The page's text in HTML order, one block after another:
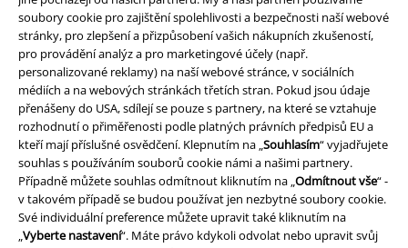
soubory cookie pro zajištění spolehlivosti a bezpečnosti naší webové
stránky, pro zlepšení a přizpůsobení vašich nákupních zkušeností,
pro provádění analýz a pro marketingové účely (např.
personalizované reklamy) na naší webové stránce, v sociálních
médiích a na webových stránkách třetích stran. Pokud jsou údaje
přenášeny do USA, sdílejí se pouze s partnery, na které se vztahuje
rozhodnutí o přiměřenosti podle platných právních předpisů EU a
kteří mají příslušné osvědčení. Klepnutím na „Souhlasím“ vyjadřujete
souhlas s používáním souborů cookie námi a našimi partnery.
Případně můžete souhlas odmítnout kliknutím na „Odmítnout vše“ -
v takovém případě se budou používat jen nezbytné soubory cookie.
Své individuální preference můžete upravit také kliknutím na
„Vyberte nastavení“. Máte právo kdykoli odvolat nebo upravit svůj
Právní informace
Podmínky
Prohlášení
Ochrana osobních údajů
Likvidace odpadu a ochrana životního prostředí
Prohlášení o shodě